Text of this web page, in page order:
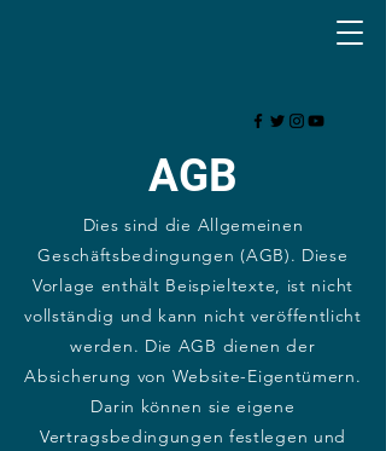
AGB
Dies sind die Allgemeinen
Geschäftsbedingungen (AGB). Diese
Vorlage enthält Beispieltexte, ist nicht
vollständig und kann nicht veröffentlicht
werden. Die AGB dienen der
Absicherung von Website-Eigentümern.
Darin können sie eigene
Vertragsbedingungen festlegen und